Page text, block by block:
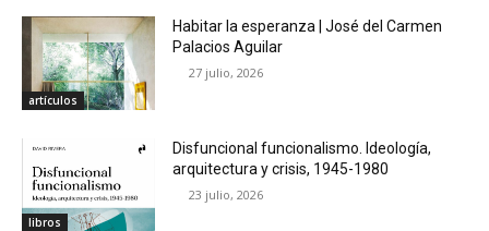
artículos
Habitar la esperanza | José del Carmen
Palacios Aguilar
27 julio, 2026
libros
Disfuncional funcionalismo. Ideología,
arquitectura y crisis, 1945-1980
23 julio, 2026